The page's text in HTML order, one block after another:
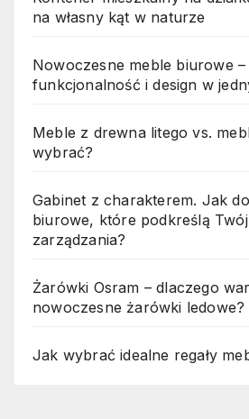
na własny kąt w naturze
Nowoczesne meble biurowe
funkcjonalność i design w
Meble z drewna litego vs.
wybrać?
Gabinet z charakterem. Jak
biurowe, które podkreślą
zarządzania?
Żarówki Osram – dlaczego
nowoczesne żarówki ledowe?
Jak wybrać idealne regały